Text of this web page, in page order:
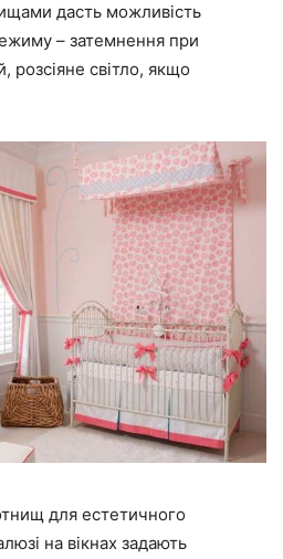
дасть можливість
– затемнення при
розсіяне світло, якщо
для естетичного
на вікнах задають